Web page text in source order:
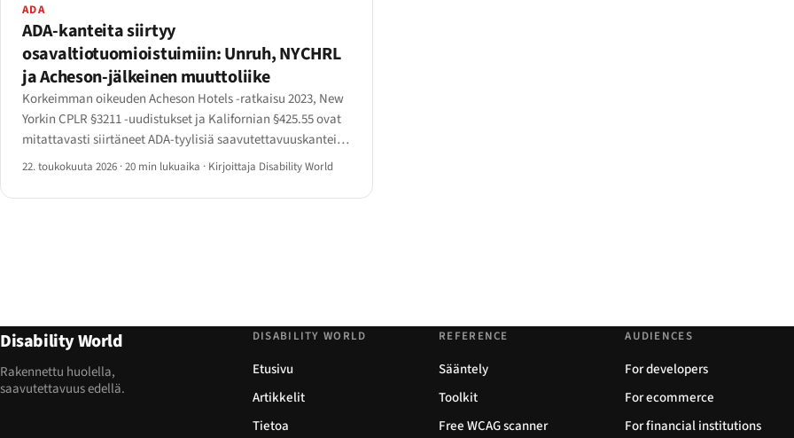
ADA
ADA-kanteita siirtyy
osavaltiotuomioistuimiin: Unruh, NYCHRL
ja Acheson-jälkeinen muuttoliike
Korkeimman oikeuden Acheson Hotels -ratkaisu 2023, New
Yorkin CPLR §3211 -uudistukset ja Kalifornian §425.55 ovat
mitattavasti siirtäneet ADA-tyylisiä saavutettavuuskanteita
pois liittovaltion tuomioistuimista osavaltion oikeuksiin.
22. toukokuuta 2026 ·20 min lukuaika · Kirjoittaja Disability World
Disability World
Rakennettu huolella,
saavutettavuus edellä.
DISABILITY WORLD
Etusivu
Artikkelit
Tietoa
REFERENCE
Sääntely
Toolkit
Free WCAG scanner
AUDIENCES
For developers
For ecommerce
For financial institutions